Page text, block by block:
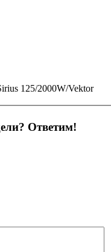
125/2000W/Vektor
Ответим!